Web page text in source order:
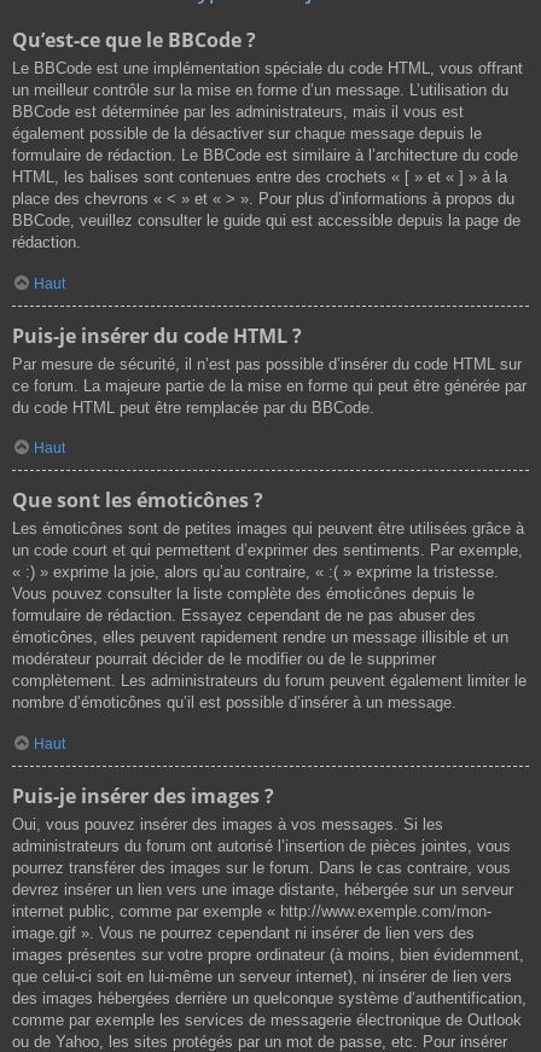
Qu’est-ce que le BBCode ?
Le BBCode est une implémentation spéciale du code HTML, vous offrant
un meilleur contrôle sur la mise en forme d’un message. L’utilisation du
BBCode est déterminée par les administrateurs, mais il vous est
également possible de la désactiver sur chaque message depuis le
formulaire de rédaction. Le BBCode est similaire à l’architecture du code
HTML, les balises sont contenues entre des crochets « [ » et « ] » à la
place des chevrons « < » et « > ». Pour plus d’informations à propos du
BBCode, veuillez consulter le guide qui est accessible depuis la page de
rédaction.
Haut
Puis-je insérer du code HTML ?
Par mesure de sécurité, il n’est pas possible d’insérer du code HTML sur
ce forum. La majeure partie de la mise en forme qui peut être générée par
du code HTML peut être remplacée par du BBCode.
Haut
Que sont les émoticônes ?
Les émoticônes sont de petites images qui peuvent être utilisées grâce à
un code court et qui permettent d’exprimer des sentiments. Par exemple,
« :) » exprime la joie, alors qu’au contraire, « :( » exprime la tristesse.
Vous pouvez consulter la liste complète des émoticônes depuis le
formulaire de rédaction. Essayez cependant de ne pas abuser des
émoticônes, elles peuvent rapidement rendre un message illisible et un
modérateur pourrait décider de le modifier ou de le supprimer
complètement. Les administrateurs du forum peuvent également limiter le
nombre d’émoticônes qu’il est possible d’insérer à un message.
Haut
Puis-je insérer des images ?
Oui, vous pouvez insérer des images à vos messages. Si les
administrateurs du forum ont autorisé l’insertion de pièces jointes, vous
pourrez transférer des images sur le forum. Dans le cas contraire, vous
devrez insérer un lien vers une image distante, hébergée sur un serveur
internet public, comme par exemple « http://www.exemple.com/mon-
image.gif ». Vous ne pourrez cependant ni insérer de lien vers des
images présentes sur votre propre ordinateur (à moins, bien évidemment,
que celui-ci soit en lui-même un serveur internet), ni insérer de lien vers
des images hébergées derrière un quelconque système d’authentification,
comme par exemple les services de messagerie électronique de Outlook
ou de Yahoo, les sites protégés par un mot de passe, etc. Pour insérer